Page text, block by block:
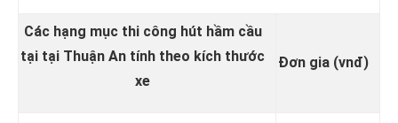
Các hạng mục thi công hút hầm cầu
tại tại Thuận An tính theo kích thước
xe
Đơn gia (vnđ)